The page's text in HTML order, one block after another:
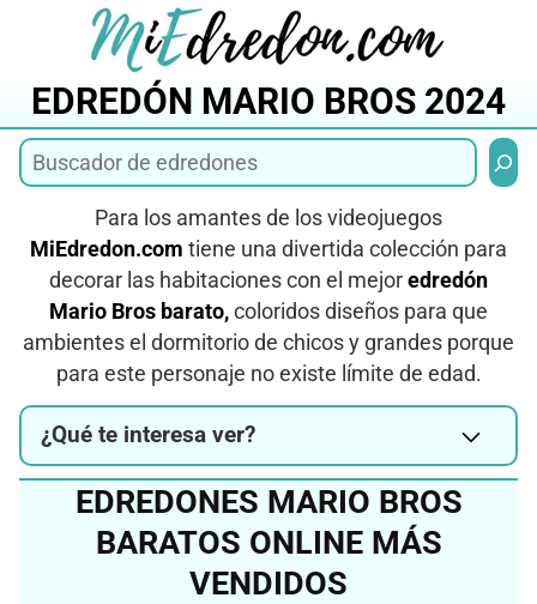
EDREDÓN MARIO BROS 2024
Para los amantes de los videojuegos
MiEdredon.com tiene una divertida colección para
decorar las habitaciones con el mejor edredón
Mario Bros barato, coloridos diseños para que
ambientes el dormitorio de chicos y grandes porque
para este personaje no existe límite de edad.
¿Qué te interesa ver?
EDREDONES MARIO BROS
BARATOS ONLINE MÁS
VENDIDOS